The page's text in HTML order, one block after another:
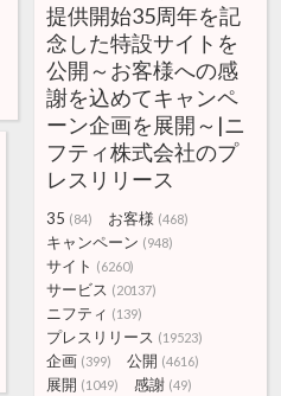
提供開始35周年を記
念した特設サイトを
公開～お客様への感
謝を込めてキャンペ
ーン企画を展開～|ニ
フティ株式会社のプ
レスリリース
35 (84) お客様 (468)
キャンペーン (948)
サイト (6260)
サービス (20137)
ニフティ (139)
プレスリリース (19523)
企画 (399) 公開 (4616)
展開 (1049) 感謝 (49)